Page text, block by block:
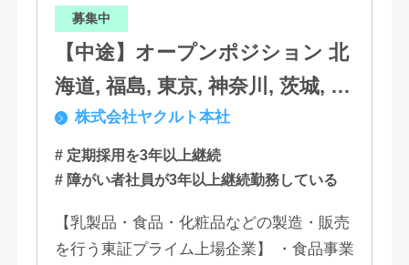
募集中
【中途】オープンポジション 北
海道, 福島, 東京, 神奈川, 茨城, 静
岡, 大阪, 兵庫, 福岡, 佐賀
株式会社ヤクルト本社
# 定期採用を3年以上継続
# 障がい者社員が3年以上継続勤務している
【乳製品・食品・化粧品などの製造・販売
を行う東証プライム上場企業】 ・食品事業